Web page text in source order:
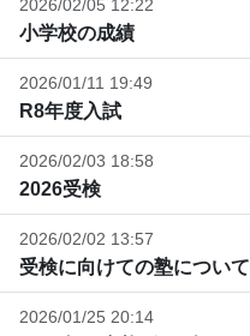
2026/02/05 12:22
小学校の成績
2026/01/11 19:49
R8年度入試
2026/02/03 18:58
2026受検
2026/02/02 13:57
受検に向けての塾について
2026/01/25 20:14